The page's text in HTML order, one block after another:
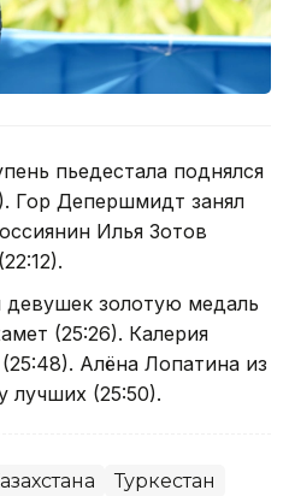
пьедестала поднялся
Гор Депершмидт занял
Илья Зотов
девушек золотую медаль
(25:26). Калерия
Алёна Лопатина из
лучших (25:50).
Туркестан